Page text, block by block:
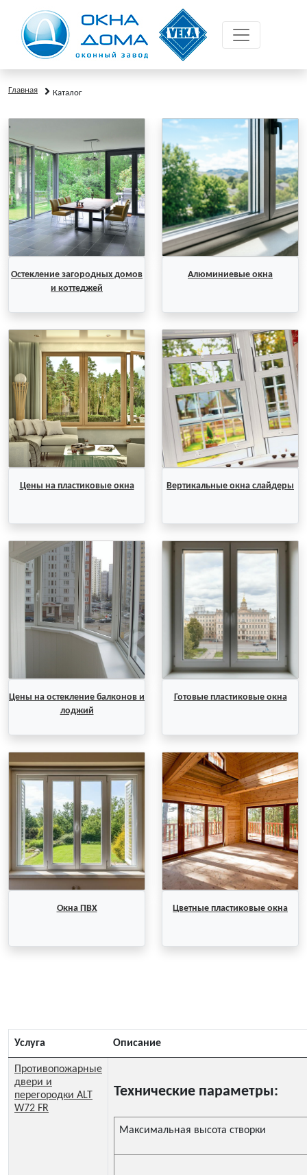
Главная Каталог
Остекление загородных домов
и коттеджей
Алюминиевые окна
Цены на пластиковые окна Вертикальные окна слайдеры
Цены на остекление балконов и
лоджий
Готовые пластиковые окна
Окна ПВХ Цветные пластиковые окна
Услуга Описание
Противопожарные
двери и
перегородки ALT
W72 FR
Технические параметры:
Максимальная высота створки